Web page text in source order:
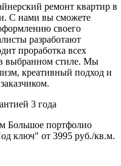
ремонт квартир в
С нами вы сможете
своего
разработают
проработка всех
выбранном стиле. Мы
креативный подход и
3 года
Большое портфолио
ключ" от 3995 руб./кв.м.